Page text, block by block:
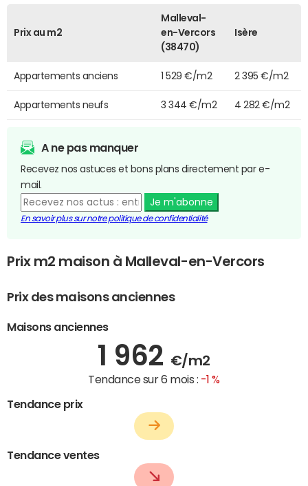
Prix au m2
Malleval-
en-Vercors
(38470)
Isère
Appartements anciens 1 529 €/m2 2 395 €/m2
Appartements neufs 3 344 €/m2 4 282 €/m2
A ne pas manquer
Recevez nos astuces et bons plans directement par e-
mail.
Je m'abonne
En savoir plus sur notre politique de confidentialité
Prix m2 maison à Malleval-en-Vercors
Prix des maisons anciennes
Maisons anciennes
1 962 €/m2
Tendance sur 6 mois : -1 %
Tendance prix
Tendance ventes